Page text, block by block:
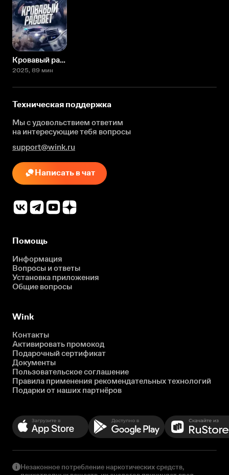
Кровавый рассвет
2025, 89 мин
Техническая поддержка
Мы с удовольствием ответим
на интересующиетебя вопросы
support@wink.ru
Написать в чат
Помощь
Информация
Вопросы и ответы
Установка приложения
Общие вопросы
Wink
Контакты
Активировать промокод
Подарочный сертификат
Документы
Пользовательское соглашение
Правила применения рекомендательных технологий
Подарки от наших партнёров
Незаконное потребление наркотических средств,